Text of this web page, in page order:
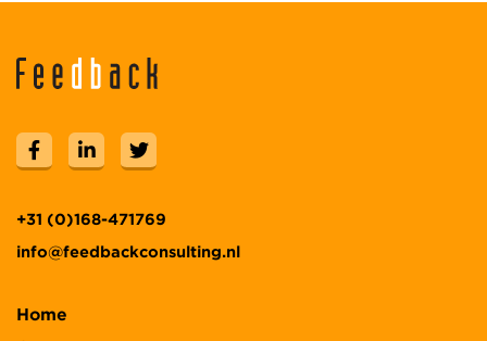
+31 (0)168-471769
info@feedbackconsulting.nl
Home